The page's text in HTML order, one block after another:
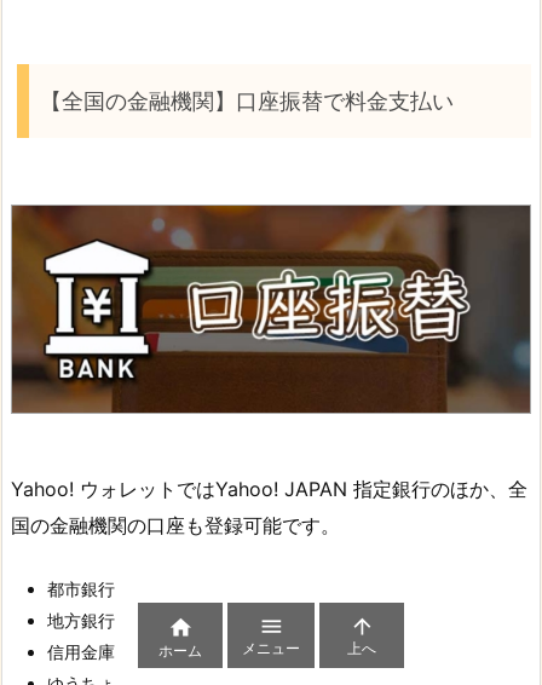
【全国の金融機関】口座振替で料金支払い
Yahoo! ウォレットではYahoo! JAPAN 指定銀行のほか、全
国の金融機関の口座も登録可能です。
都市銀行
地方銀行
信用金庫

ホーム

メニュー

上へ